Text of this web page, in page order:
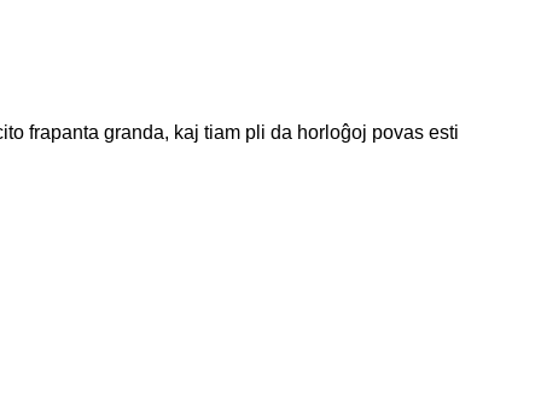
frapanta granda, kaj tiam pli da horloĝoj povas esti